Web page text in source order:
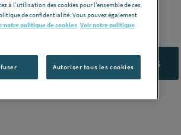
Voir la description complète
CONTACTEZ-NOUS
à l’utilisation des cookies pour l’ensemble de ces
de confidentialité. Vous pouvez également
notre politique de cookies Voir notre politique
Autoriser tous les cookies